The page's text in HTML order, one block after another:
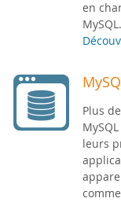
en
MySQL.
Plus
leurs